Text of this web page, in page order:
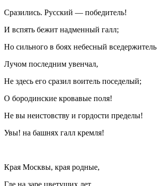
Сразились. Русский — победитель!
И вспять бежит надменный галл;
Но сильного в боях небесный вседержитель
Лучом последним увенчал,
Не здесь его сразил воитель поседелый;
О бородинские кровавые поля!
Не вы неистовству и гордости пределы!
Увы! на башнях галл кремля!
Края Москвы, края родные,